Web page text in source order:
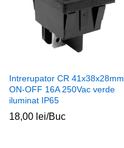
Intrerupator CR 41x38x28mm
ON-OFF 16A 250Vac verde
iluminat IP65
18,00 lei/Buc